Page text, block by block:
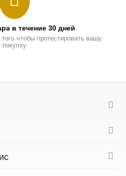
в течение 30 дней
чтобы протестировать вашу
покупку